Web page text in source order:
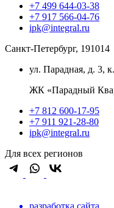
+7 499 644-03-38
+7 917 566-04-76
ipk@integral.ru
Санкт-Петербург, 191014
ул. Парадная, д. 3,
ЖК «Парадный
+7 812 600-17-95
+7 911 921-28-80
ipk@integral.ru
Для всех регионов